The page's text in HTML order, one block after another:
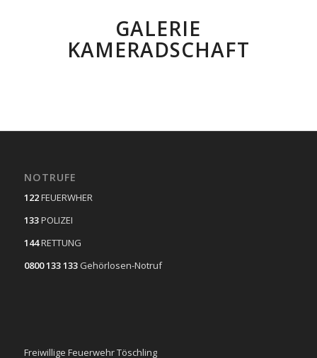
GALERIE
KAMERADSCHAFT
NOTRUFE
122FEUERWHER
133POLIZEI
144RETTUNG
0800 133 133 Gehörlosen-Notruf
Freiwillige Feuerwehr Töschling